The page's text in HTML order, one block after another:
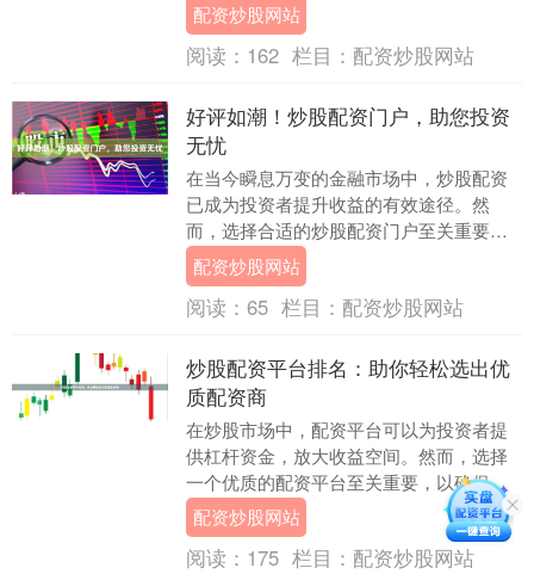
方式，投资者可....
配资炒股网站
阅读： 162 栏目： 配资炒股网站
好评如潮！炒股配资门户，助您投资
无忧
在当今瞬息万变的金融市场中，炒股配资
已成为投资者提升收益的有效途径。然
而，选择合适的炒股配资门户至关重要，
它将为您提供安全、可靠的投资体验。 我
们隆重推荐 [炒....
配资炒股网站
阅读： 65 栏目： 配资炒股网站
炒股配资平台排名：助你轻松选出优
质配资商
在炒股市场中，配资平台可以为投资者提
供杠杆资金，放大收益空间。然而，选择
一个优质的配资平台至关重要，以确保资
金安全和交易顺畅。 以下是一些炒股配资
平台排名，供投....
配资炒股网站
阅读： 175 栏目： 配资炒股网站